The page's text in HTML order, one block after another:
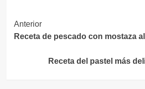
Navegación
de
entradas
Anterior
Receta de pescado con mostaza
Receta del pastel más